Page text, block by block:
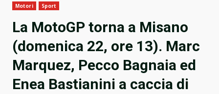
Motori Sport
La MotoGP torna a Misano
(domenica 22, ore 13). Marc
Marquez, Pecco Bagnaia ed
Enea Bastianini a caccia di